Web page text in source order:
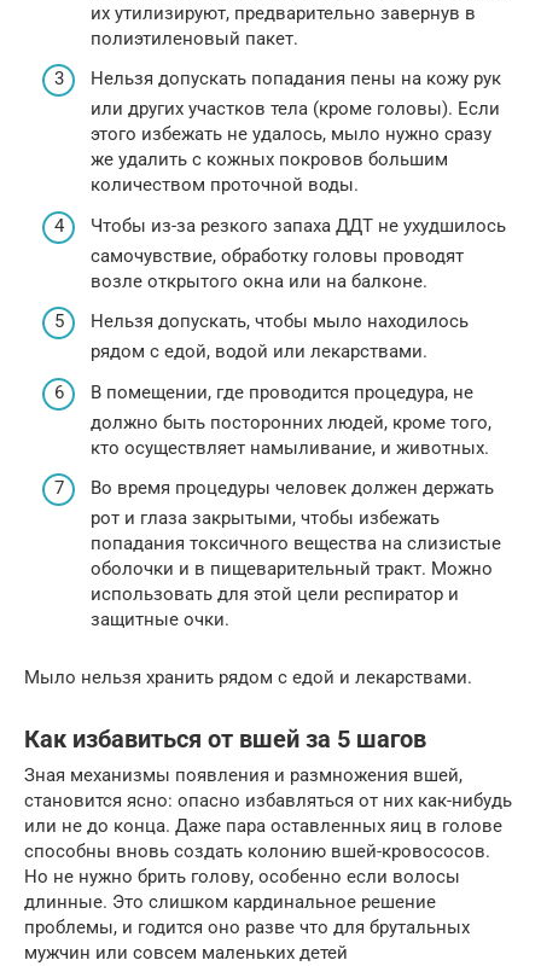
их утилизируют, предварительно завернув в
полиэтиленовый пакет.
Нельзя допускать попадания пены на кожу рук
или других участков тела (кроме головы). Если
этого избежать не удалось, мыло нужно сразу
же удалить с кожных покровов большим
количеством проточной воды.
Чтобы из-за резкого запаха ДДТ не ухудшилось
самочувствие, обработку головы проводят
возле открытого окна или на балконе.
Нельзя допускать, чтобы мыло находилось
рядом с едой, водой или лекарствами.
В помещении, где проводится процедура, не
должно быть посторонних людей, кроме того,
кто осуществляет намыливание, и животных.
Во время процедуры человек должен держать
рот и глаза закрытыми, чтобы избежать
попадания токсичного вещества на слизистые
оболочки и в пищеварительный тракт. Можно
использовать для этой цели респиратор и
защитные очки.
Мыло нельзя хранить рядом с едой и лекарствами.
Как избавиться от вшей за 5 шагов
Зная механизмы появления и размножения вшей,
становится ясно: опасно избавляться от них как-нибудь
или не до конца. Даже пара оставленных яиц в голове
способны вновь создать колонию вшей-кровососов.
Но не нужно брить голову, особенно если волосы
длинные. Это слишком кардинальное решение
проблемы, и годится оно разве что для брутальных
мужчин или совсем маленьких детей